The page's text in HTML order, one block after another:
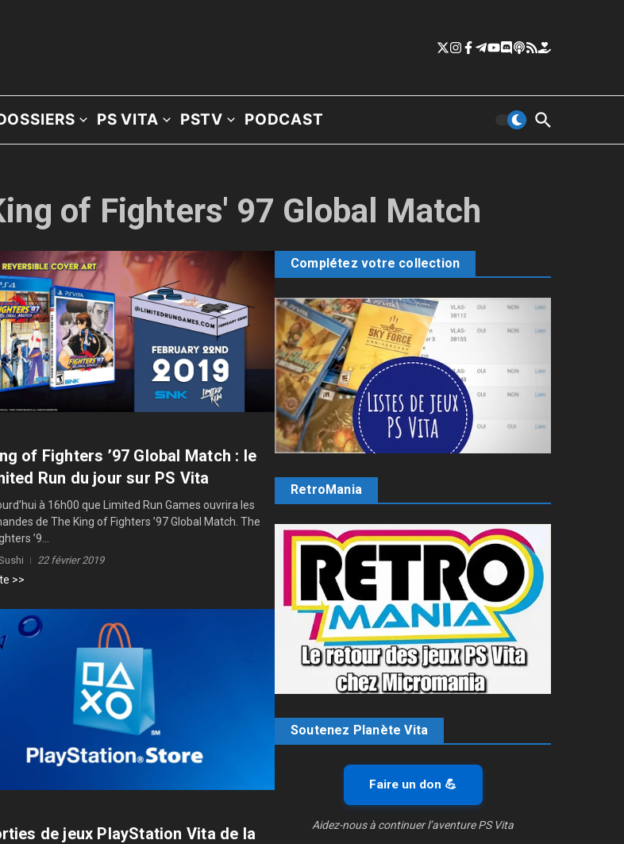
PS VITA PSTV PODCAST
of Fighters' 97 Global Match
of Fighters ’97 Global Match : le
Run du jour sur PS Vita
à 16h00 que Limited Run Games ouvrira les
de The King of Fighters ’97 Global Match. The
’9...
22 février 2019
>>
de jeux PlayStation Vita de la
Complétez votre collection
RetroMania
Soutenez Planète Vita
Faire un don 💪
Aidez-nous à continuer l’aventure PS Vita